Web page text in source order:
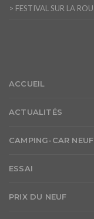
> FESTIVAL SUR LA
ACCUEIL
ACTUALITÉS
CAMPING-CAR NEUF
ESSAI
PRIX DU NEUF